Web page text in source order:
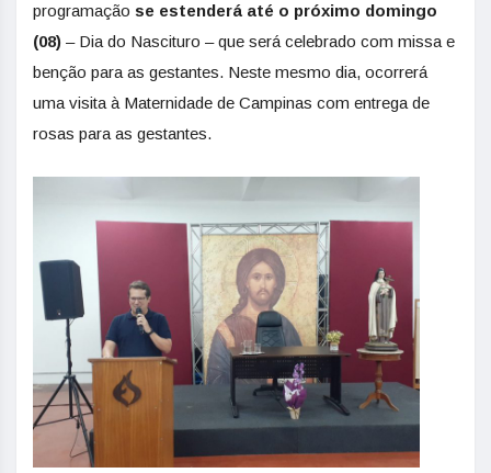
programação se estenderá até o próximo domingo
(08) – Dia do Nascituro – que será celebrado com missa e
benção para as gestantes. Neste mesmo dia, ocorrerá
uma visita à Maternidade de Campinas com entrega de
rosas para as gestantes.